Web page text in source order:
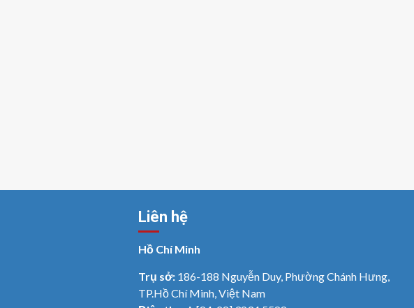
Liên hệ
Hồ Chí Minh
Trụ sở: 186-188 Nguyễn Duy, Phường Chánh Hưng,
TP.Hồ Chí Minh, Việt Nam